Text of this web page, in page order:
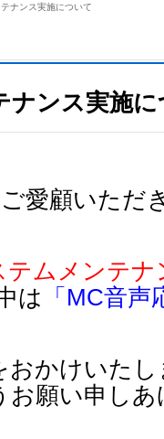
ナンス実施について
ナンス実施
愛顧いただ
テムメンテナ
は 「MC音
おかけいた
お願い申しあ